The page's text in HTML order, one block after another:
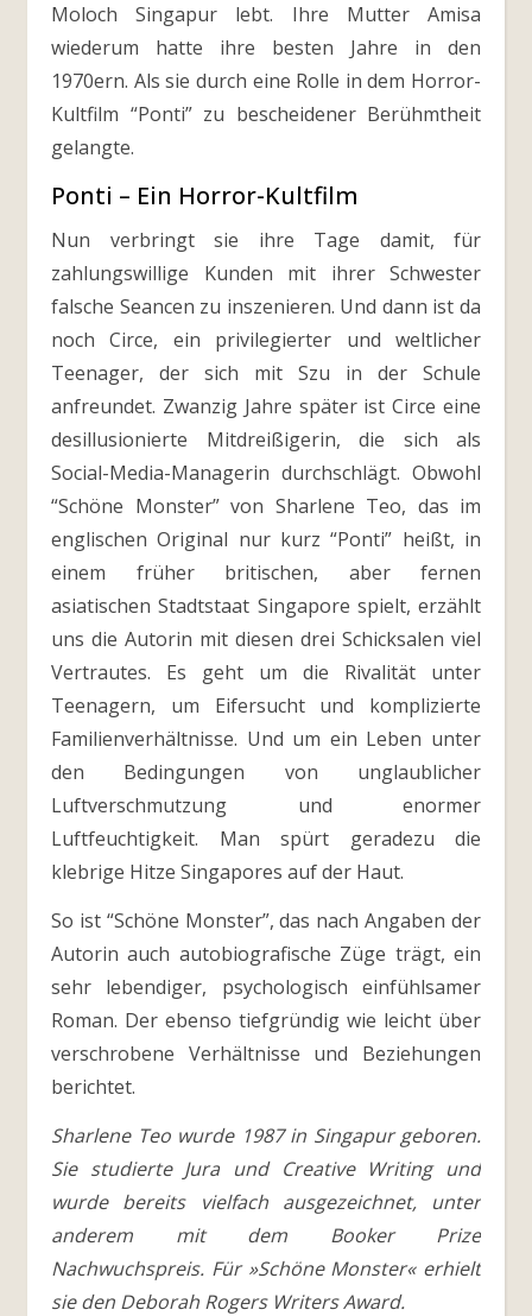
Moloch Singapur lebt. Ihre Mutter Amisa
wiederum hatte ihre besten Jahre in den
1970ern. Als sie durch eine Rolle in dem Horror-
Kultfilm “Ponti” zu bescheidener Berühmtheit
gelangte.
Ponti – Ein Horror-Kultfilm
Nun verbringt sie ihre Tage damit, für
zahlungswillige Kunden mit ihrer Schwester
falsche Seancen zu inszenieren. Und dann ist da
noch Circe, ein privilegierter und weltlicher
Teenager, der sich mit Szu in der Schule
anfreundet. Zwanzig Jahre später ist Circe eine
desillusionierte Mitdreißigerin, die sich als
Social-Media-Managerin durchschlägt. Obwohl
“Schöne Monster” von Sharlene Teo, das im
englischen Original nur kurz “Ponti” heißt, in
einem früher britischen, aber fernen
asiatischen Stadtstaat Singapore spielt, erzählt
uns die Autorin mit diesen drei Schicksalen viel
Vertrautes. Es geht um die Rivalität unter
Teenagern, um Eifersucht und komplizierte
Familienverhältnisse. Und um ein Leben unter
den Bedingungen von unglaublicher
Luftverschmutzung und enormer
Luftfeuchtigkeit. Man spürt geradezu die
klebrige Hitze Singapores auf der Haut.
So ist “Schöne Monster”, das nach Angaben der
Autorin auch autobiografische Züge trägt, ein
sehr lebendiger, psychologisch einfühlsamer
Roman. Der ebenso tiefgründig wie leicht über
verschrobene Verhältnisse und Beziehungen
berichtet.
Sharlene Teo wurde 1987 in Singapur geboren.
Sie studierte Jura und Creative Writing und
wurde bereits vielfach ausgezeichnet, unter
anderem mit dem Booker Prize
Nachwuchspreis. Für »Schöne Monster« erhielt
sie den Deborah Rogers Writers Award.